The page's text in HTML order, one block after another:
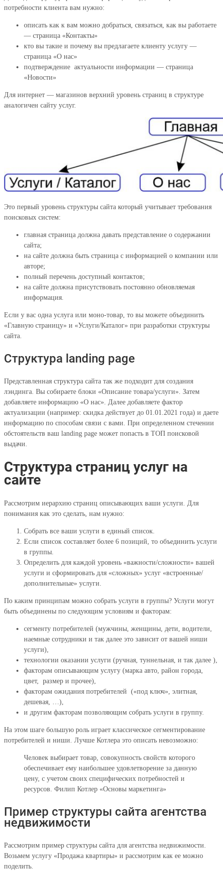
потребности клиента вам нужно:
описать как к вам можно добраться, связаться, как вы работаете
— страница «Контакты»
кто вы такие и почему вы предлагаете клиенту услугу —
страница «О нас»
подтверждение актуальности информации — страница
«Новости»
Для интернет — магазинов верхний уровень страниц в структуре
аналогичен сайту услуг.
Это первый уровень структуры сайта который учитывает требования
поисковых систем:
главная страница должна давать представление о содержании
сайта;
на сайте должна быть страница с информацией о компании или
авторе;
полный перечень доступный контактов;
на сайте должна присутствовать постоянно обновляемая
информация.
Если у вас одна услуга или моно-товар, то вы можете объединить
«Главную страницу» и «Услуги/Каталог» при разработки структуры
сайта.
Структура landing page
Представленная структура сайта так же подходит для создания
лэндинга. Вы собираете блоки «Описание товара/услуги». Затем
добавляете информацию «О нас». Далее добавляете фактор
актуализации (например: скидка действует до 01.01.2021 года) и даете
информацию по способам связи с вами. При определенном стечении
обстоятельств ваш landing page может попасть в ТОП поисковой
выдачи.
Структура страниц услуг на
сайте
Рассмотрим иерархию страниц описывающих ваши услуги. Для
понимания как это сделать, нам нужно:
Собрать все ваши услуги в единый список.
Если список составляет более 6 позиций, то объединить услуги
в группы.
Определить для каждой уровень «важности/сложности» вашей
услуги и сформировать для «сложных» услуг «встроенные/
дополнительные» услуги.
По каким принципам можно собрать услуги в группы? Услуги могут
быть объединены по следующим условиям и факторам:
сегменту потребителей (мужчины, женщины, дети, водители,
наемные сотрудники и так далее это зависит от вашей ниши
услуги),
технологии оказании услуги (ручная, туннельная, и так далее ),
факторам описывающим услугу (марка авто, район города,
цвет, размер и прочее),
факторам ожидания потребителей («под ключ», элитная,
дешевая, …),
и другим факторам позволяющим собрать услуги в группу.
На этом шаге большую роль играет классическое сегментирование
потребителей и ниши. Лучше Котлера это описать невозможно:
Человек выбирает товар, совокупность свойств которого
обеспечивает ему наибольшее удовлетворение за данную
цену, с учетом своих специфических потребностей и
ресурсов. Филип Котлер «Основы маркетинга»
Пример структуры сайта агентства
недвижимости
Рассмотрим пример структуры сайта для агентства недвижимости.
Возьмем услугу «Продажа квартиры» и рассмотрим как ее можно
поделить.